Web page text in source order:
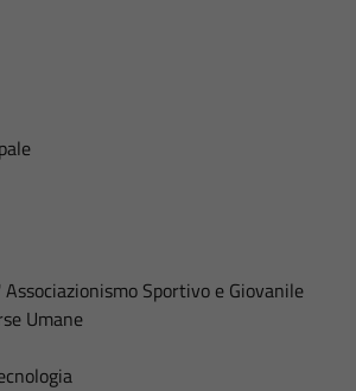
Sportivo e Giovanile
Umane